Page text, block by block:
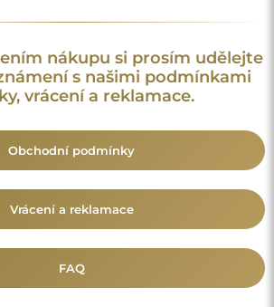
nákupu si prosím udělejte
s našimi podmínkami
vrácení a reklamace.
Obchodní podmínky
Vrácení a reklamace
FAQ